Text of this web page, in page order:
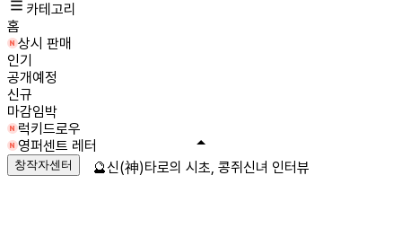
카테고리
홈
상시 판매
인기
공개예정
신규
마감임박
럭키드로우
영퍼센트 레터
창작자센터 🔮신(神)타로의 시초, 콩쥐신녀 인터뷰